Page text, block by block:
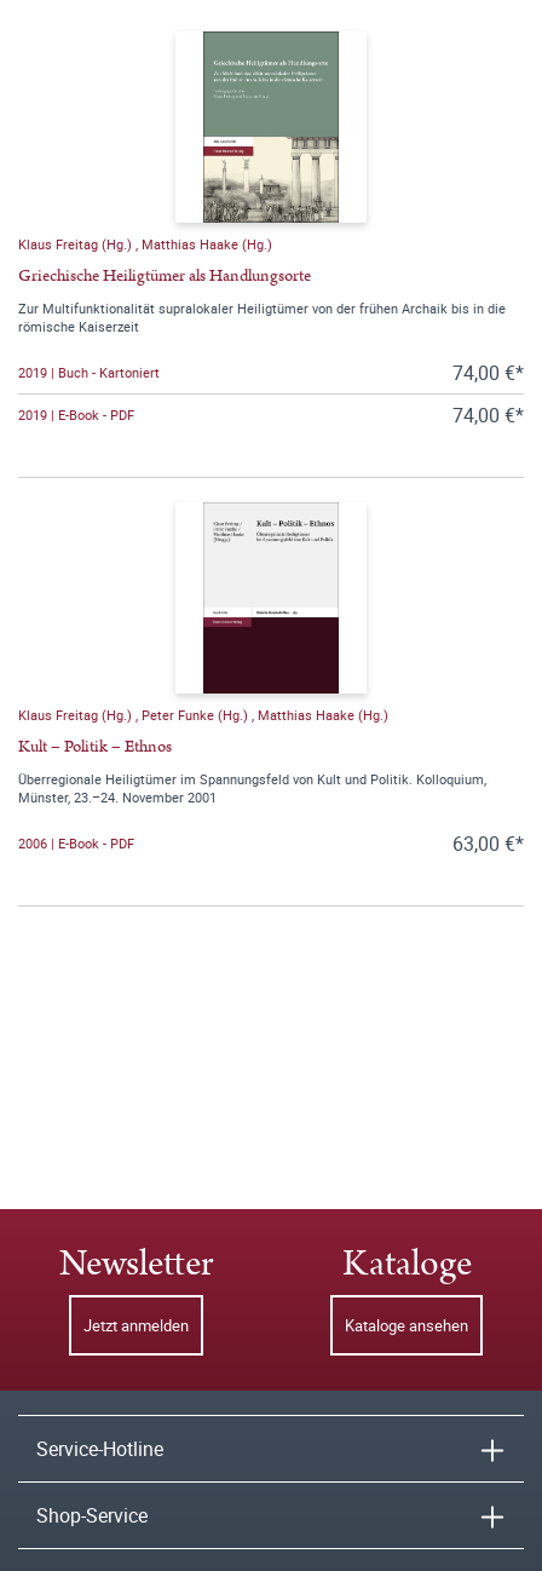
Klaus Freitag (Hg.) Matthias Haake (Hg.)
Griechische Heiligtümer als Handlungsorte
Zur Multifunktionalität supralokaler Heiligtümer von der frühen Archaik bis in die
römische Kaiserzeit
2019 | Buch - Kartoniert 74,00 €*
2019 | E-Book - PDF 74,00 €*
Klaus Freitag (Hg.) Peter Funke (Hg.) Matthias Haake (Hg.)
Kult – Politik – Ethnos
Überregionale Heiligtümer im Spannungsfeld von Kult und Politik. Kolloquium,
Münster, 23.–24. November 2001
2006 | E-Book - PDF 63,00 €*
Newsletter
Jetzt anmelden
Kataloge
Kataloge ansehen
Service-Hotline
Shop-Service